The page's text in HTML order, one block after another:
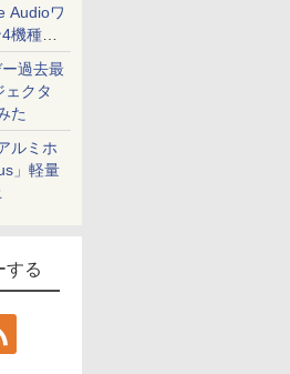
Audioワ
機種を
過去最
ェクタ
た
ルミホ
」軽量
する